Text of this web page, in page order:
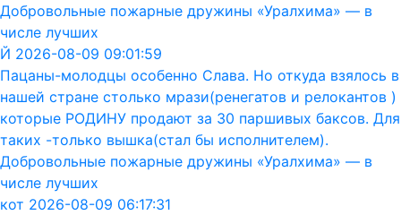
Добровольные пожарные дружины «Уралхима» — в
числе лучших
Й 2026-08-09 09:01:59
Пацаны-молодцы особенно Слава. Но откуда взялось в
нашей стране столько мрази(ренегатов и релокантов )
которые РОДИНУ продают за 30 паршивых баксов. Для
таких -только вышка(стал бы исполнителем).
Добровольные пожарные дружины «Уралхима» — в
числе лучших
кот 2026-08-09 06:17:31